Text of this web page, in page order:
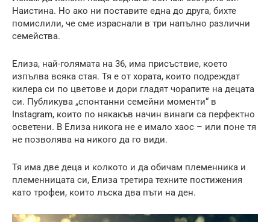
Наистина. Но ако ни поставите една до друга, бихте
помислили, че сме израснали в три напълно различни
семейства.
Елиза, най-голямата на 36, има присъствие, което
изпълва всяка стая. Тя е от хората, които подреждат
килера си по цветове и дори гладят чорапите на децата
си. Публикува „спонтанни семейни моменти“ в
Instagram, които по някакъв начин винаги са перфектно
осветени. В Елиза никога не е имало хаос – или поне тя
не позволява на никого да го види.
Тя има две деца и колкото и да обичам племенника и
племенницата си, Елиза третира техните постижения
като трофеи, които лъска два пъти на ден.